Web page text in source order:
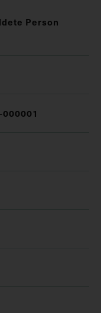
Person